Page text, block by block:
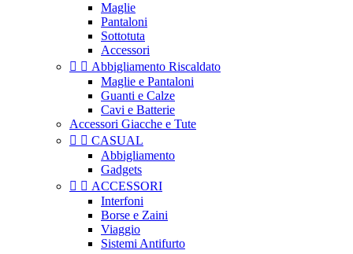
Maglie
Pantaloni
Sottotuta
Accessori
  Abbigliamento Riscaldato
Maglie e Pantaloni
Guanti e Calze
Cavi e Batterie
Accessori Giacche e Tute
  CASUAL
Abbigliamento
Gadgets
  ACCESSORI
Interfoni
Borse e Zaini
Viaggio
Sistemi Antifurto